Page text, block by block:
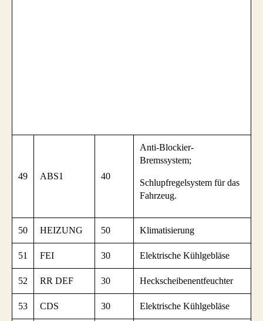
49 ABS1 40
Anti-Blockier-
Bremssystem;
Schlupfregelsystem für das
Fahrzeug.
50 HEIZUNG 50 Klimatisierung
51 FEI 30 Elektrische Kühlgebläse
52 RR DEF 30 Heckscheibenentfeuchter
53 CDS 30 Elektrische Kühlgebläse